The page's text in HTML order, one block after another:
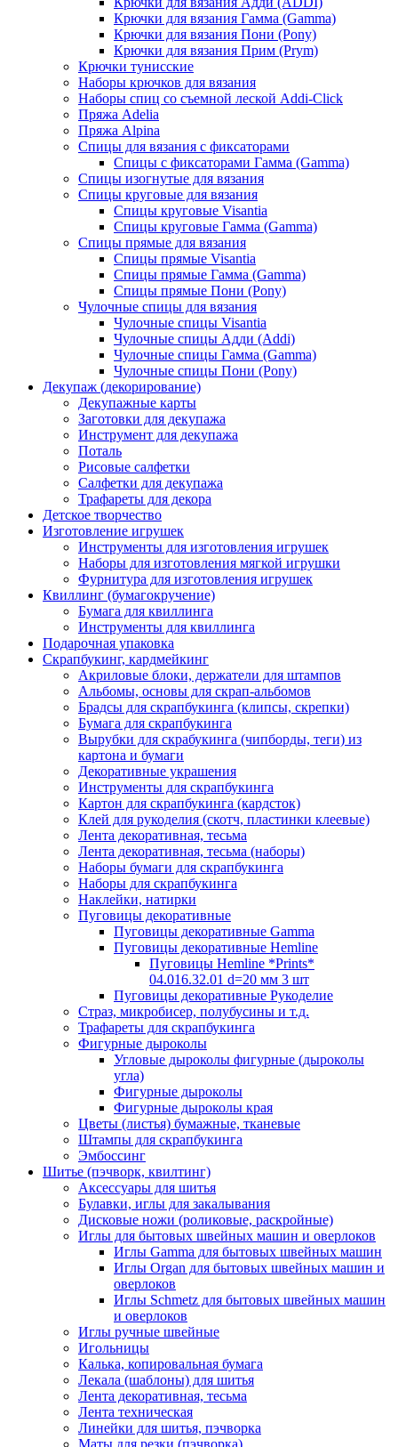
Крючки для вязания Гамма (Gamma)
Крючки для вязания Пони (Pony)
Крючки для вязания Прим (Prym)
Крючки тунисские
Наборы крючков для вязания
Наборы спиц со съемной леской Addi-Click
Пряжа Adelia
Пряжа Alpina
Спицы для вязания с фиксаторами
Спицы с фиксаторами Гамма (Gamma)
Спицы изогнутые для вязания
Спицы круговые для вязания
Спицы круговые Visantia
Спицы круговые Гамма (Gamma)
Спицы прямые для вязания
Спицы прямые Visantia
Спицы прямые Гамма (Gamma)
Спицы прямые Пони (Pony)
Чулочные спицы для вязания
Чулочные спицы Visantia
Чулочные спицы Адди (Addi)
Чулочные спицы Гамма (Gamma)
Чулочные спицы Пони (Pony)
Декупаж (декорирование)
Декупажные карты
Заготовки для декупажа
Инструмент для декупажа
Поталь
Рисовые салфетки
Салфетки для декупажа
Трафареты для декора
Детское творчество
Изготовление игрушек
Инструменты для изготовления игрушек
Наборы для изготовления мягкой игрушки
Фурнитура для изготовления игрушек
Квиллинг (бумагокручение)
Бумага для квиллинга
Инструменты для квиллинга
Подарочная упаковка
Скрапбукинг, кардмейкинг
Акриловые блоки, держатели для штампов
Альбомы, основы для скрап-альбомов
Брадсы для скрапбукинга (клипсы, скрепки)
Бумага для скрапбукинга
Вырубки для скрабукинга (чипборды, теги) из
картона и бумаги
Декоративные украшения
Инструменты для скрапбукинга
Картон для скрапбукинга (кардсток)
Клей для рукоделия (скотч, пластинки клеевые)
Лента декоративная, тесьма
Лента декоративная, тесьма (наборы)
Наборы бумаги для скрапбукинга
Наборы для скрапбукинга
Наклейки, натирки
Пуговицы декоративные
Пуговицы декоративные Gamma
Пуговицы декоративные Hemline
Пуговицы Hemline *Prints*
04.016.32.01 d=20 мм 3 шт
Пуговицы декоративные Рукоделие
Страз, микробисер, полубусины и т.д.
Трафареты для скрапбукинга
Фигурные дыроколы
Угловые дыроколы фигурные (дыроколы
угла)
Фигурные дыроколы
Фигурные дыроколы края
Цветы (листья) бумажные, тканевые
Штампы для скрапбукинга
Эмбоссинг
Шитье (пэчворк, квилтинг)
Аксессуары для шитья
Булавки, иглы для закалывания
Дисковые ножи (роликовые, раскройные)
Иглы для бытовых швейных машин и оверлоков
Иглы Gamma для бытовых швейных машин
Иглы Organ для бытовых швейных машин и
оверлоков
Иглы Schmetz для бытовых швейных машин
и оверлоков
Иглы ручные швейные
Игольницы
Калька, копировальная бумага
Лекала (шаблоны) для шитья
Лента декоративная, тесьма
Лента техническая
Линейки для шитья, пэчворка
Маты для резки (пэчворка)